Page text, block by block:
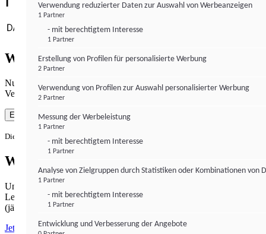
Wie gewohnt mit Werbung lesen
Nutzen Sie institutional-money.com mit Ihrer Zustimmung zur
Verwendung von Cookies für Webanalyse und Werbemaßnahmen.
Einverstanden
Die Zustimmung ist jederzeit widerrufbar.
Werbefrei lesen
Unabhängiger Journalismus hat seinen Preis.
Lesen Sie institutional-money.com PUR für 33,99€ pro Monat
(jährliche Abrechnung).
Jetzt abonnieren
Verwendung reduzierter Daten zur Auswahl von Werbeanzeigen
1 Partner
- mit berechtigtem Interesse
1 Partner
Erstellung von Profilen für personalisierte Werbung
2 Partner
Verwendung von Profilen zur Auswahl personalisierter Werbung
2 Partner
Messung der Werbeleistung
1 Partner
- mit berechtigtem Interesse
1 Partner
Analyse von Zielgruppen durch Statistiken oder Kombinationen von
1 Partner
- mit berechtigtem Interesse
1 Partner
Entwicklung und Verbesserung der Angebote